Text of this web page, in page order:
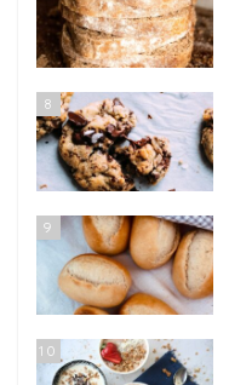
8
9
10